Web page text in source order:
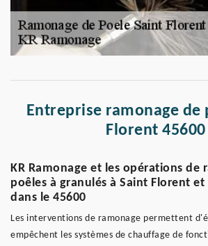
Entreprise ramonage de
Florent 45600
KR Ramonage et les opérations de
poêles à granulés à Saint Florent et
dans le 45600
Les interventions de ramonage permettent
empêchent les systèmes de chauffage de